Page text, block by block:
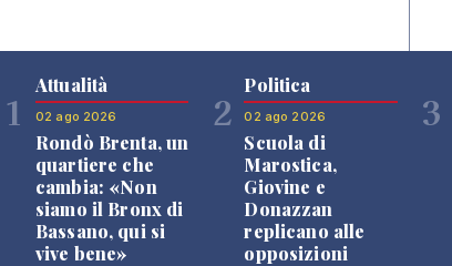
1
Attualità
02 ago 2026
Rondò Brenta, un
quartiere che
cambia: «Non
siamo il Bronx di
Bassano, qui si
vive bene»
2
Politica
02 ago 2026
Scuola di
Marostica,
Giovine e
Donazzan
replicano alle
opposizioni
3